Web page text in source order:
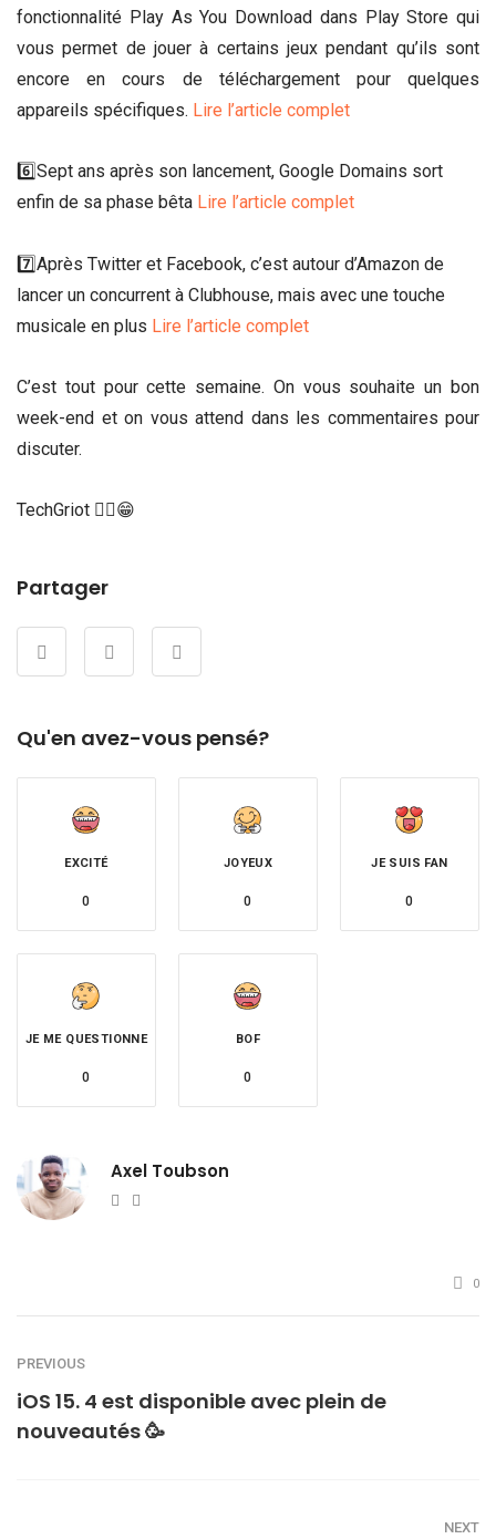
fonctionnalité Play As You Download dans Play Store qui
vous permet de jouer à certains jeux pendant qu’ils sont
encore en cours de téléchargement pour quelques
appareils spécifiques. Lire l’article complet
6️⃣Sept ans après son lancement, Google Domains sort
enfin de sa phase bêta Lire l’article complet
7️⃣Après Twitter et Facebook, c’est autour d’Amazon de
lancer un concurrent à Clubhouse, mais avec une touche
musicale en plus Lire l’article complet
C’est tout pour cette semaine. On vous souhaite un bon
week-end et on vous attend dans les commentaires pour
discuter.
TechGriot ✌🏾😁
Partager
Qu'en avez-vous pensé?
EXCITÉ
0
JOYEUX
0
JE SUIS FAN
0
JE ME QUESTIONNE
0
BOF
0
Axel Toubson
Website
0
PREVIOUS
iOS 15. 4 est disponible avec plein de
nouveautés 🥳
NEXT